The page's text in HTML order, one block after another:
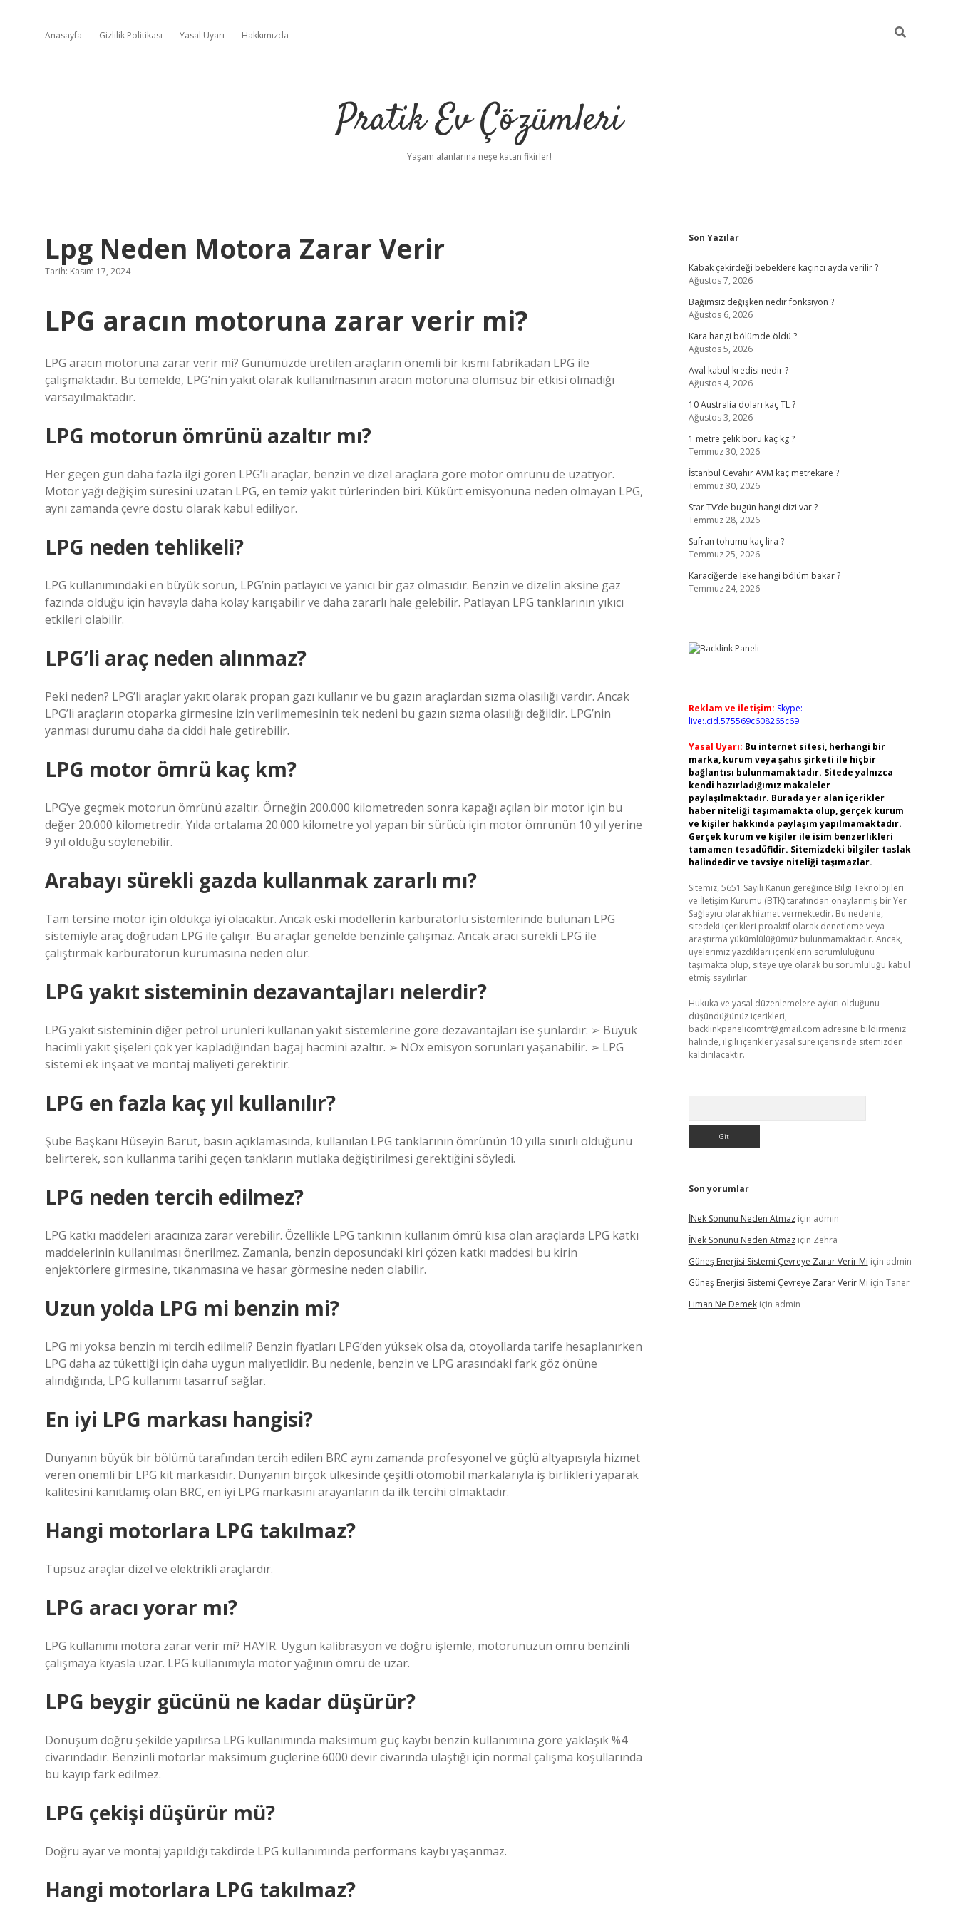
Anasayfa Gizlilik Politikası Yasal Uyarı Hakkımızda
Pratik Ev Çözümleri
Yaşam alanlarına neşe katan fikirler!
Lpg Neden Motora Zarar Verir
Tarih: Kasım 17, 2024
LPG aracın motoruna zarar verir mi?
LPG aracın motoruna zarar verir mi? Günümüzde üretilen araçların önemli bir kısmı fabrikadan LPG ile
çalışmaktadır. Bu temelde, LPG’nin yakıt olarak kullanılmasının aracın motoruna olumsuz bir etkisi olmadığı
varsayılmaktadır.
LPG motorun ömrünü azaltır mı?
Her geçen gün daha fazla ilgi gören LPG’li araçlar, benzin ve dizel araçlara göre motor ömrünü de uzatıyor.
Motor yağı değişim süresini uzatan LPG, en temiz yakıt türlerinden biri. Kükürt emisyonuna neden olmayan LPG,
aynı zamanda çevre dostu olarak kabul ediliyor.
LPG neden tehlikeli?
LPG kullanımındaki en büyük sorun, LPG’nin patlayıcı ve yanıcı bir gaz olmasıdır. Benzin ve dizelin aksine gaz
fazında olduğu için havayla daha kolay karışabilir ve daha zararlı hale gelebilir. Patlayan LPG tanklarının yıkıcı
etkileri olabilir.
LPG’li araç neden alınmaz?
Peki neden? LPG’li araçlar yakıt olarak propan gazı kullanır ve bu gazın araçlardan sızma olasılığı vardır. Ancak
LPG’li araçların otoparka girmesine izin verilmemesinin tek nedeni bu gazın sızma olasılığı değildir. LPG’nin
yanması durumu daha da ciddi hale getirebilir.
LPG motor ömrü kaç km?
LPG’ye geçmek motorun ömrünü azaltır. Örneğin 200.000 kilometreden sonra kapağı açılan bir motor için bu
değer 20.000 kilometredir. Yılda ortalama 20.000 kilometre yol yapan bir sürücü için motor ömrünün 10 yıl yerine
9 yıl olduğu söylenebilir.
Arabayı sürekli gazda kullanmak zararlı mı?
Tam tersine motor için oldukça iyi olacaktır. Ancak eski modellerin karbüratörlü sistemlerinde bulunan LPG
sistemiyle araç doğrudan LPG ile çalışır. Bu araçlar genelde benzinle çalışmaz. Ancak aracı sürekli LPG ile
çalıştırmak karbüratörün kurumasına neden olur.
LPG yakıt sisteminin dezavantajları nelerdir?
LPG yakıt sisteminin diğer petrol ürünleri kullanan yakıt sistemlerine göre dezavantajları ise şunlardır: ➢ Büyük
hacimli yakıt şişeleri çok yer kapladığından bagaj hacmini azaltır. ➢ NOx emisyon sorunları yaşanabilir. ➢ LPG
sistemi ek inşaat ve montaj maliyeti gerektirir.
LPG en fazla kaç yıl kullanılır?
Şube Başkanı Hüseyin Barut, basın açıklamasında, kullanılan LPG tanklarının ömrünün 10 yılla sınırlı olduğunu
belirterek, son kullanma tarihi geçen tankların mutlaka değiştirilmesi gerektiğini söyledi.
LPG neden tercih edilmez?
LPG katkı maddeleri aracınıza zarar verebilir. Özellikle LPG tankının kullanım ömrü kısa olan araçlarda LPG katkı
maddelerinin kullanılması önerilmez. Zamanla, benzin deposundaki kiri çözen katkı maddesi bu kirin
enjektörlere girmesine, tıkanmasına ve hasar görmesine neden olabilir.
Uzun yolda LPG mi benzin mi?
LPG mi yoksa benzin mi tercih edilmeli? Benzin fiyatları LPG’den yüksek olsa da, otoyollarda tarife hesaplanırken
LPG daha az tükettiği için daha uygun maliyetlidir. Bu nedenle, benzin ve LPG arasındaki fark göz önüne
alındığında, LPG kullanımı tasarruf sağlar.
En iyi LPG markası hangisi?
Dünyanın büyük bir bölümü tarafından tercih edilen BRC aynı zamanda profesyonel ve güçlü altyapısıyla hizmet
veren önemli bir LPG kit markasıdır. Dünyanın birçok ülkesinde çeşitli otomobil markalarıyla iş birlikleri yaparak
kalitesini kanıtlamış olan BRC, en iyi LPG markasını arayanların da ilk tercihi olmaktadır.
Hangi motorlara LPG takılmaz?
Tüpsüz araçlar dizel ve elektrikli araçlardır.
LPG aracı yorar mı?
LPG kullanımı motora zarar verir mi? HAYIR. Uygun kalibrasyon ve doğru işlemle, motorunuzun ömrü benzinli
çalışmaya kıyasla uzar. LPG kullanımıyla motor yağının ömrü de uzar.
LPG beygir gücünü ne kadar düşürür?
Dönüşüm doğru şekilde yapılırsa LPG kullanımında maksimum güç kaybı benzin kullanımına göre yaklaşık %4
civarındadır. Benzinli motorlar maksimum güçlerine 6000 devir civarında ulaştığı için normal çalışma koşullarında
bu kayıp fark edilmez.
LPG çekişi düşürür mü?
Doğru ayar ve montaj yapıldığı takdirde LPG kullanımında performans kaybı yaşanmaz.
Hangi motorlara LPG takılmaz?
Sidebar
Son Yazılar
Kabak çekirdeği bebeklere kaçıncı ayda verilir ?
Ağustos 7, 2026
Bağımsız değişken nedir fonksiyon ?
Ağustos 6, 2026
Kara hangi bölümde öldü ?
Ağustos 5, 2026
Aval kabul kredisi nedir ?
Ağustos 4, 2026
10 Australia doları kaç TL ?
Ağustos 3, 2026
1 metre çelik boru kaç kg ?
Temmuz 30, 2026
İstanbul Cevahir AVM kaç metrekare ?
Temmuz 30, 2026
Star TV’de bugün hangi dizi var ?
Temmuz 28, 2026
Safran tohumu kaç lira ?
Temmuz 25, 2026
Karaciğerde leke hangi bölüm bakar ?
Temmuz 24, 2026
Reklam ve İletişim: Skype:
live:.cid.575569c608265c69
Yasal Uyarı: Bu internet sitesi, herhangi bir
marka, kurum veya şahıs şirketi ile hiçbir
bağlantısı bulunmamaktadır. Sitede yalnızca
kendi hazırladığımız makaleler
paylaşılmaktadır. Burada yer alan içerikler
haber niteliği taşımamakta olup, gerçek kurum
ve kişiler hakkında paylaşım yapılmamaktadır.
Gerçek kurum ve kişiler ile isim benzerlikleri
tamamen tesadüfidir. Sitemizdeki bilgiler taslak
halindedir ve tavsiye niteliği taşımazlar.
Sitemiz, 5651 Sayılı Kanun gereğince Bilgi Teknolojileri
ve İletişim Kurumu (BTK) tarafından onaylanmış bir Yer
Sağlayıcı olarak hizmet vermektedir. Bu nedenle,
sitedeki içerikleri proaktif olarak denetleme veya
araştırma yükümlülüğümüz bulunmamaktadır. Ancak,
üyelerimiz yazdıkları içeriklerin sorumluluğunu
taşımakta olup, siteye üye olarak bu sorumluluğu kabul
etmiş sayılırlar.
Hukuka ve yasal düzenlemelere aykırı olduğunu
düşündüğünüz içerikleri,
backlinkpanelicomtr@gmail.com adresine bildirmeniz
halinde, ilgili içerikler yasal süre içerisinde sitemizden
kaldırılacaktır.
Son yorumlar
İNek Sonunu Neden Atmaziçin admin
İNek Sonunu Neden Atmaziçin Zehra
Güneş Enerjisi Sistemi Çevreye Zarar Verir Mi için admin
Güneş Enerjisi Sistemi Çevreye Zarar Verir Mi için Taner
Liman Ne Demekiçin admin
ilbet mobil giriş